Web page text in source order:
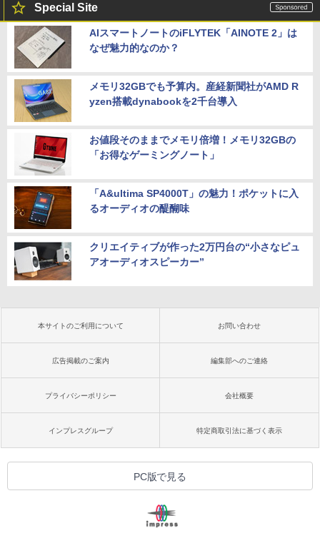
Special Site
AIスマートノートのiFLYTEK「AINOTE 2」は
なぜ魅力的なのか？
メモリ32GBでも予算内。産経新聞社がAMD R
yzen搭載dynabookを2千台導入
お値段そのままでメモリ倍増！メモリ32GBの
「お得なゲーミングノート」
「A&ultima SP4000T」の魅力！ポケットに入
るオーディオの醍醐味
クリエイティブが作った2万円台の“小さなピュ
アオーディオスピーカー”
本サイトのご利用について お問い合わせ
広告掲載のご案内 編集部へのご連絡
プライバシーポリシー 会社概要
インプレスグループ 特定商取引法に基づく表示
PC版で見る